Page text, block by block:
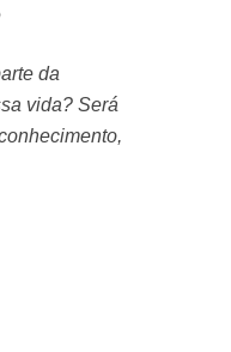
da
vida? Será